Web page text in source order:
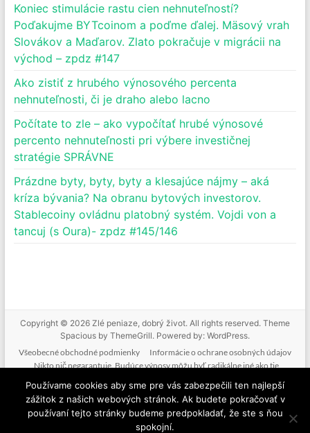
Koniec stimulácie rastu cien nehnuteľností?
Poďakujme BYTcoinom a poďme ďalej. Mäsový vrah
Slovákov a Maďarov. Zlato pokračuje v migrácii na
východ – zpdz #147
Ako zistiť z hrubého výnosového percenta
nehnuteľnosti, či je draho alebo lacno
Počítate to zle – ako vypočítať hrubé výnosové
percento nehnuteľnosti pri výbere investičnej
stratégie SPRÁVNE
Prázdne byty, byty, byty a klesajúce nájmy – aká
kríza bývania? Na obranu bytových investorov.
Stablecoiny ovládnu platobný systém. Vojdi von a
tancuj (s Oura)- zpdz #145/146
Copyright © 2026 Zlé peniaze, dobrý život. All rights reserved. Theme
Spaciousby ThemeGrill. Powered by: WordPress.
Všeobecné obchodné podmienky
Informácie o ochrane osobných údajov
Nikto nič negarantuje. Budúce výnosy môžu byť radikálne iné ako tie
na vašich ziskoch, nenesieme zodpovednosť ani za vaše straty. Poskytované
informácie nie sú investičným odporúčaním. Nič z toho, čo je na tejto stránke, v
mailoch, v produktoch alebo službách nie je žiadnou formou finančného
Používame cookies aby sme pre vás zabezpečili ten najlepší
zážitok z našich webových stránok. Ak budete pokračovať v
používaní tejto stránky budeme predpokladať, že ste s ňou
spokojní.